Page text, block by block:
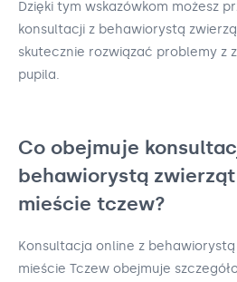
Dzięki tym wskazówkom możesz
konsultacji z behawiorystą
skutecznie rozwiązać problemy z
pupila.
Co obejmuje
behawiorystą
mieście tczew?
Konsultacja online z
mieście Tczew obejmuje